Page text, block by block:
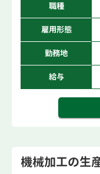
職種
雇用形態
勤務地
給与
機械加工の生